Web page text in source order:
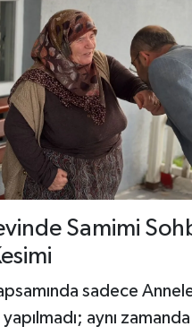
Samimi
sadece
yapılmadı; aynı
Haberleri
Haberleri
Haberleri
Haberler